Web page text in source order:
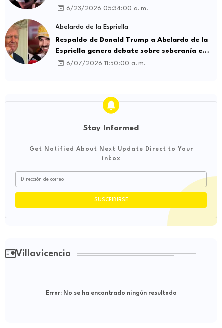
intermediación laboral ilegal
6/23/2026 05:34:00 a. m.
Abelardo de la Espriella
Respaldo de Donald Trump a Abelardo de la
Espriella genera debate sobre soberanía e
influencia internacional
6/07/2026 11:50:00 a. m.
Stay Informed
Get Notified About Next Update Direct to Your
inbox
Villavicencio
Error:No se ha encontrado ningún resultado